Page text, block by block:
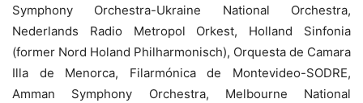
Symphony Orchestra-Ukraine National Orchestra,
Nederlands Radio Metropol Orkest, Holland Sinfonia
(former Nord Holand Philharmonisch), Orquesta de Camara
Illa de Menorca, Filarmónica de Montevideo-SODRE,
Amman Symphony Orchestra, Melbourne National